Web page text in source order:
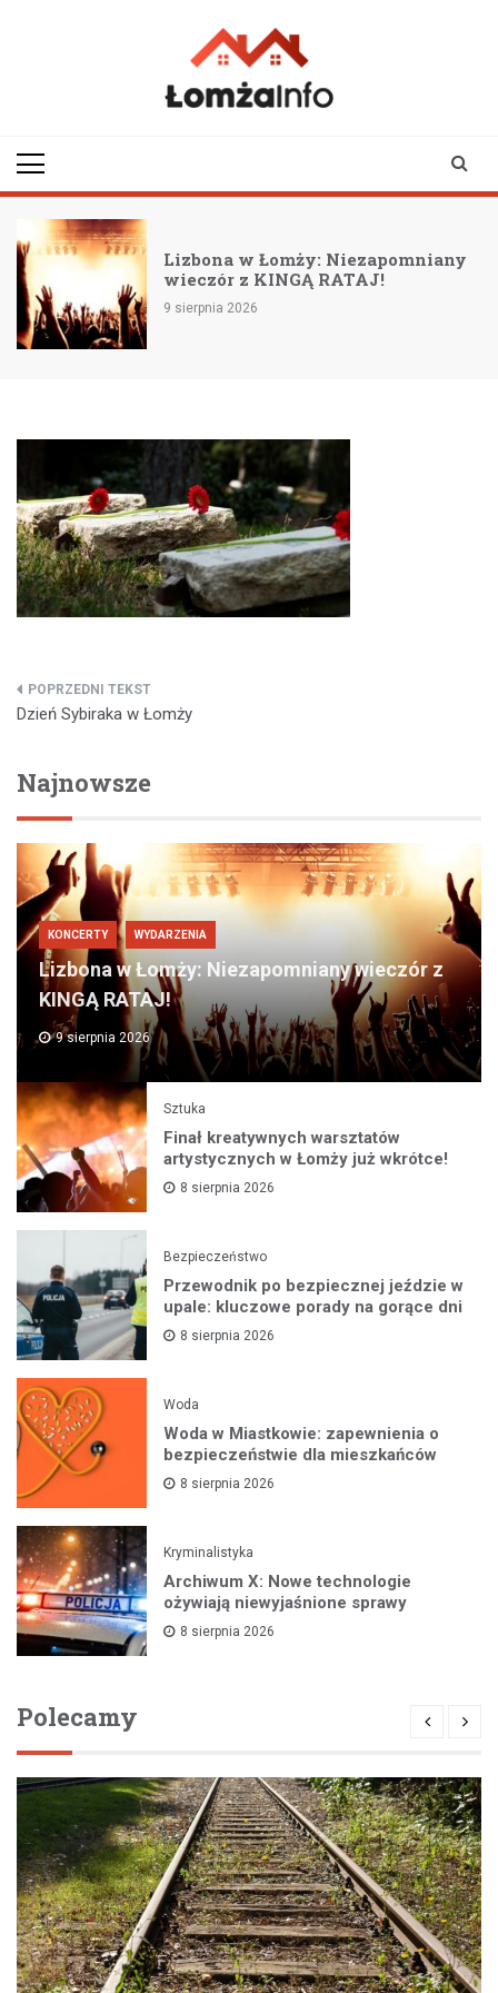
Lizbona w Łomży: Niezapomniany
wieczór z KINGĄ RATAJ!
9 sierpnia 2026
Nawigacja
Dzień Sybiraka w Łomży
Najnowsze
KONCERTY WYDARZENIA
Lizbona w Łomży: Niezapomniany wieczór z
KINGĄ RATAJ!
9 sierpnia 2026
Sztuka
Finał kreatywnych warsztatów
artystycznych w Łomży już wkrótce!
8 sierpnia 2026
Bezpieczeństwo
Przewodnik po bezpiecznej jeździe w
upale: kluczowe porady na gorące dni
8 sierpnia 2026
Woda
Woda w Miastkowie: zapewnienia o
bezpieczeństwie dla mieszkańców
8 sierpnia 2026
Kryminalistyka
Archiwum X: Nowe technologie
ożywiają niewyjaśnione sprawy
8 sierpnia 2026
Polecamy